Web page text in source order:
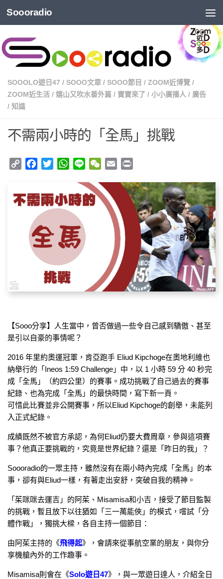
Soooradio
SOOOLO遊日47 / SOOO文章 / SOOO節目 / ZOOM近博覽 /
ZOOM近生活 / 嬉山又吹水番外篇 / 寶寶來了 / 小小廣播人 / 廣告
/ 知識
不需兩小時的「全馬」挑戰
Copy
Facebook
TwitterWhatsApp
Line WeChat
Email
【Sooo分享】人生當中，曾否做過一些令自己感到驕傲、甚至
是引以自豪的事情呢？
2016 年里約奧運冠軍，肯亞跑手 Eliud Kipchoge在奧地利維也
納舉行的「Ineos 1:59 Challenge」中，以 1 小時 59 分 40 秒完
成「全馬」（約四公里）的賽事。成功挑戰了自己過去的賽事
紀錄、也為完成「全馬」的最快時間，寫下新一頁。
可惜此比賽並非公開賽事，所以Eliud Kipchoge的創舉，未能列
入正式紀錄。
成績既然不被官方承認，為何Eliud仍要大費周章，參與這項賽
事？他真正要挑戰的，究竟是世界紀錄？還是「昨日的我」？
Soooradio的一眾主持，雖然沒有在兩小時內完成「全馬」的本
事，卻有與Eliud一樣，有著走出安舒，突破自我的精神。
「茱咪咪去運吉」的阿茱、Misamisa和小吉，接受了節目監製
的挑戰，暫且放下以往猶如「三一萬能俠」的模式，嚐試「分
體作戰」，獨挑大樑，各自主持一個節目：
由阿茱主持的《飛得起》，會請來從事航空業的朋友，與你分
享機艙內外的工作趣事。
Misamisa則會在《Solo遊日47》，與一眾遊日達人，介紹全日